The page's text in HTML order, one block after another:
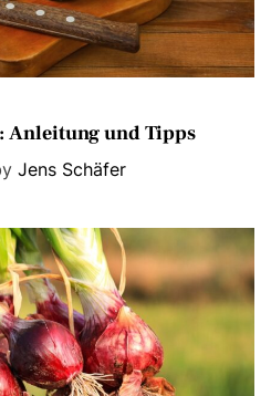
und Tipps
Jens Schäfer